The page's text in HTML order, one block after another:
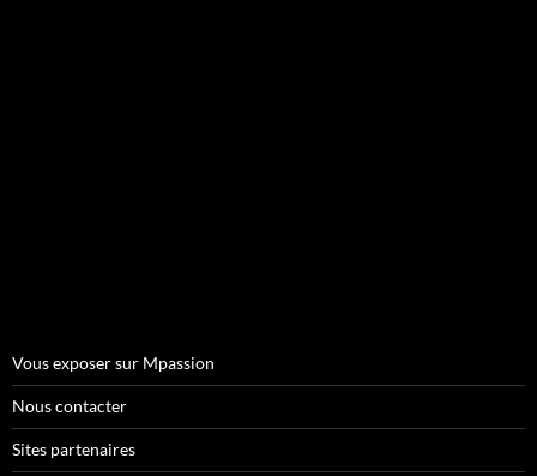
Vous exposer sur Mpassion
Nous contacter
Sites partenaires